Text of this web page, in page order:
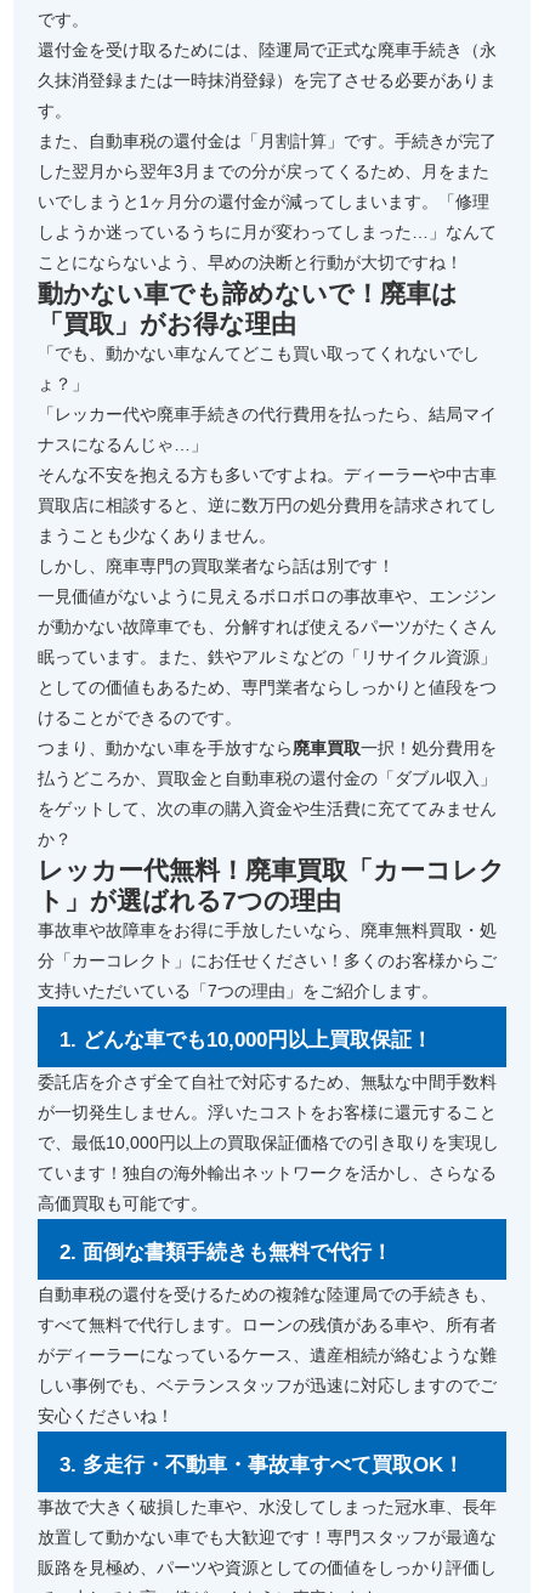
です。
還付金を受け取るためには、陸運局で正式な廃車手続き（永
久抹消登録または一時抹消登録）を完了させる必要がありま
す。
また、自動車税の還付金は「月割計算」です。手続きが完了
した翌月から翌年3月までの分が戻ってくるため、月をまた
いでしまうと1ヶ月分の還付金が減ってしまいます。「修理
しようか迷っているうちに月が変わってしまった…」なんて
ことにならないよう、早めの決断と行動が大切ですね！
動かない車でも諦めないで！廃車は
「買取」がお得な理由
「でも、動かない車なんてどこも買い取ってくれないでし
ょ？」
「レッカー代や廃車手続きの代行費用を払ったら、結局マイ
ナスになるんじゃ…」
そんな不安を抱える方も多いですよね。ディーラーや中古車
買取店に相談すると、逆に数万円の処分費用を請求されてし
まうことも少なくありません。
しかし、廃車専門の買取業者なら話は別です！
一見価値がないように見えるボロボロの事故車や、エンジン
が動かない故障車でも、分解すれば使えるパーツがたくさん
眠っています。また、鉄やアルミなどの「リサイクル資源」
としての価値もあるため、専門業者ならしっかりと値段をつ
けることができるのです。
つまり、動かない車を手放すなら廃車買取一択！処分費用を
払うどころか、買取金と自動車税の還付金の「ダブル収入」
をゲットして、次の車の購入資金や生活費に充ててみません
か？
レッカー代無料！廃車買取「カーコレク
ト」が選ばれる7つの理由
事故車や故障車をお得に手放したいなら、廃車無料買取・処
分「カーコレクト」にお任せください！多くのお客様からご
支持いただいている「7つの理由」をご紹介します。
1. どんな車でも10,000円以上買取保証！
委託店を介さず全て自社で対応するため、無駄な中間手数料
が一切発生しません。浮いたコストをお客様に還元すること
で、最低10,000円以上の買取保証価格での引き取りを実現し
ています！独自の海外輸出ネットワークを活かし、さらなる
高価買取も可能です。
2. 面倒な書類手続きも無料で代行！
自動車税の還付を受けるための複雑な陸運局での手続きも、
すべて無料で代行します。ローンの残債がある車や、所有者
がディーラーになっているケース、遺産相続が絡むような難
しい事例でも、ベテランスタッフが迅速に対応しますのでご
安心くださいね！
3. 多走行・不動車・事故車すべて買取OK！
事故で大きく破損した車や、水没してしまった冠水車、長年
放置して動かない車でも大歓迎です！専門スタッフが最適な
販路を見極め、パーツや資源としての価値をしっかり評価し